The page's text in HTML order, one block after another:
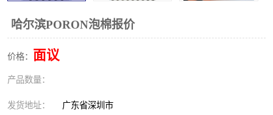
哈尔滨PORON泡棉报价
价格： 面议
产品数量：
发货地址： 广东省深圳市